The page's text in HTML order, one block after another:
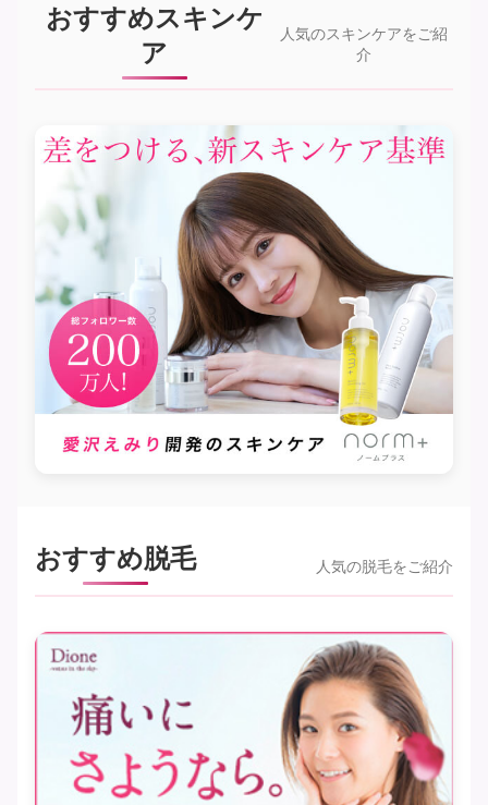
おすすめスキンケ
ア
人気のスキンケアをご紹
介
おすすめ脱毛 人気の脱毛をご紹介